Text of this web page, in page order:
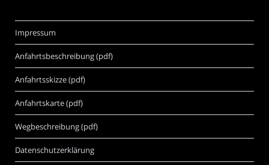
Impressum
Anfahrtsbeschreibung (pdf)
Anfahrtsskizze (pdf)
Anfahrtskarte (pdf)
Wegbeschreibung (pdf)
Datenschutzerklärung